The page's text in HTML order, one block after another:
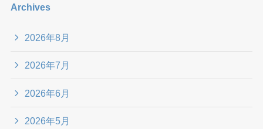
Archives
2026年8月
2026年7月
2026年6月
2026年5月